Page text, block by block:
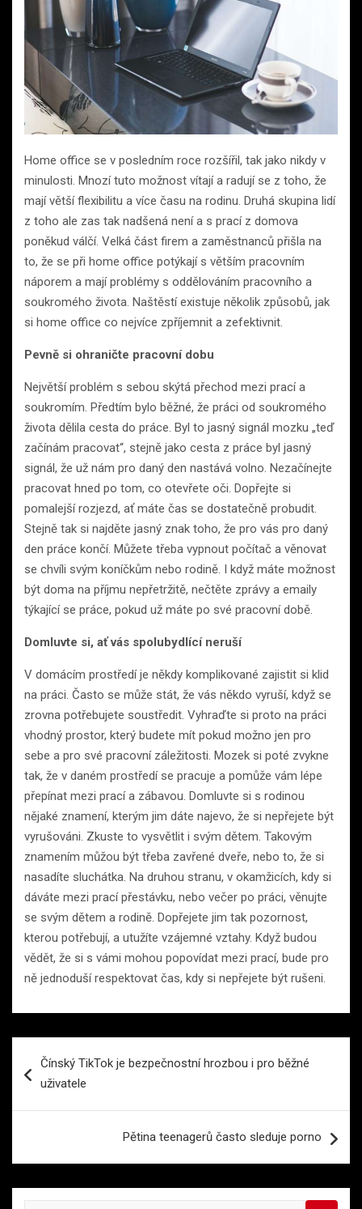
Home office se v posledním roce rozšířil, tak jako nikdy v
minulosti. Mnozí tuto možnost vítají a radují se z toho, že
mají větší flexibilitu a více času na rodinu. Druhá skupina lidí
z toho ale zas tak nadšená není a s prací z domova
poněkud válčí. Velká část firem a zaměstnanců přišla na
to, že se při home office potýkají s větším pracovním
náporem a mají problémy s oddělováním pracovního a
soukromého života. Naštěstí existuje několik způsobů, jak
si home office co nejvíce zpříjemnit a zefektivnit.
Pevně si ohraničte pracovní dobu
Největší problém s sebou skýtá přechod mezi prací a
soukromím. Předtím bylo běžné, že práci od soukromého
života dělila cesta do práce. Byl to jasný signál mozku „teď
začínám pracovat“, stejně jako cesta z práce byl jasný
signál, že už nám pro daný den nastává volno. Nezačínejte
pracovat hned po tom, co otevřete oči. Dopřejte si
pomalejší rozjezd, ať máte čas se dostatečně probudit.
Stejně tak si najděte jasný znak toho, že pro vás pro daný
den práce končí. Můžete třeba vypnout počítač a věnovat
se chvíli svým koníčkům nebo rodině. I když máte možnost
být doma na příjmu nepřetržitě, nečtěte zprávy a emaily
týkající se práce, pokud už máte po své pracovní době.
Domluvte si, ať vás spolubydlící neruší
V domácím prostředí je někdy komplikované zajistit si klid
na práci. Často se může stát, že vás někdo vyruší, když se
zrovna potřebujete soustředit. Vyhraďte si proto na práci
vhodný prostor, který budete mít pokud možno jen pro
sebe a pro své pracovní záležitosti. Mozek si poté zvykne
tak, že v daném prostředí se pracuje a pomůže vám lépe
přepínat mezi prací a zábavou. Domluvte si s rodinou
nějaké znamení, kterým jim dáte najevo, že si nepřejete být
vyrušováni. Zkuste to vysvětlit i svým dětem. Takovým
znamením můžou být třeba zavřené dveře, nebo to, že si
nasadíte sluchátka. Na druhou stranu, v okamžicích, kdy si
dáváte mezi prací přestávku, nebo večer po práci, věnujte
se svým dětem a rodině. Dopřejete jim tak pozornost,
kterou potřebují, a utužíte vzájemné vztahy. Když budou
vědět, že si s vámi mohou popovídat mezi prací, bude pro
ně jednoduší respektovat čas, kdy si nepřejete být rušeni.
proČínský TikTok je bezpečnostní hrozbou i pro běžné
uživatele
Pětina teenagerů často sleduje porno